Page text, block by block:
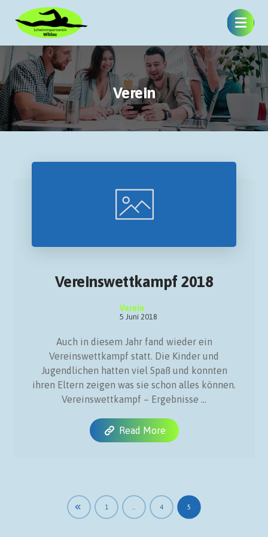
Verein
Vereinswettkampf 2018
Verein
5 Juni 2018
Auch in diesem Jahr fand wieder ein
Vereinswettkampf statt. Die Kinder und
Jugendlichen hatten viel Spaß und konnten
ihren Eltern zeigen was sie schon alles können.
Vereinswettkampf – Ergebnisse ...
Read More
1 4 5